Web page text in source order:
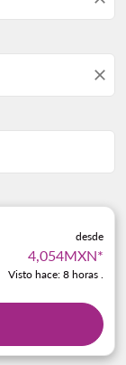
close
desde
4,054MXN*
Visto hace: 8 horas .